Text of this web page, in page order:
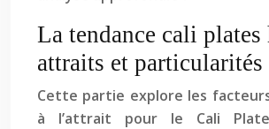
La tendance cali plates
attraits et particularités
Cette partie explore les
à l’attrait pour le Cali